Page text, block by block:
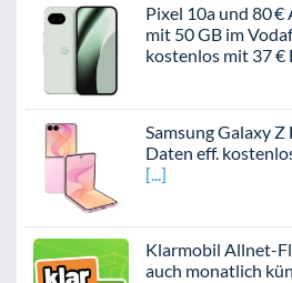
Pixel 10a und 80
mit 50 GB im
kostenlos mit 37 €
Samsung Galaxy
Daten eff.
Klarmobil Allnet-
auch monatlich